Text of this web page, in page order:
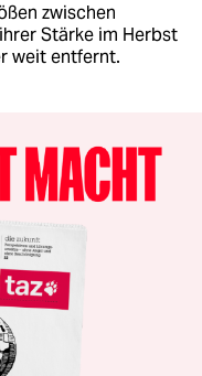
zwischen
Stärke im Herbst
weit entfernt.